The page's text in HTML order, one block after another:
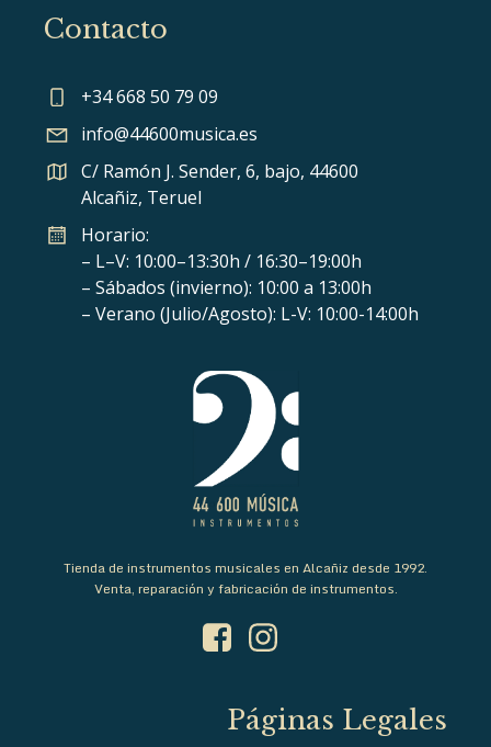
Contacto
+34 668 50 79 09
info@44600musica.es
C/ Ramón J. Sender, 6, bajo, 44600
Alcañiz, Teruel
Horario:
– L–V: 10:00–13:30h / 16:30–19:00h
– Sábados (invierno): 10:00 a 13:00h
– Verano (Julio/Agosto): L-V: 10:00-14:00h
Tienda de instrumentos musicales en Alcañiz desde 1992.
Venta, reparación y fabricación de instrumentos.
Páginas Legales